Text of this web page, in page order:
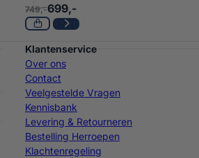
749,-699,-
Klantenservice
Over ons
Contact
Veelgestelde Vragen
Kennisbank
Levering & Retourneren
Bestelling Herroepen
Klachtenregeling